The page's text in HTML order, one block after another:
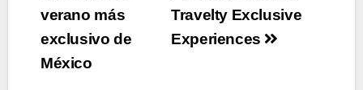
Travelty Exclusive
Experiences
verano más
exclusivo de
México